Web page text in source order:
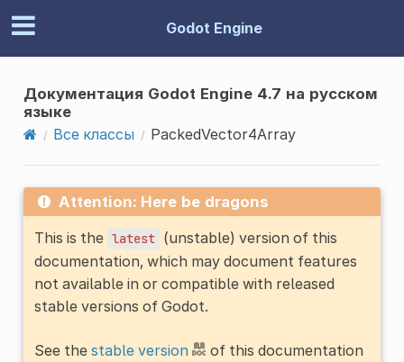
Godot Engine
Документация Godot Engine 4.7 на русском
языке
Все классы
PackedVector4Array
Attention: Here be dragons
This is the latest (unstable) version of this
documentation, which may document features
not available in or compatible with released
stable versions of Godot.
See the stable version
of this documentation